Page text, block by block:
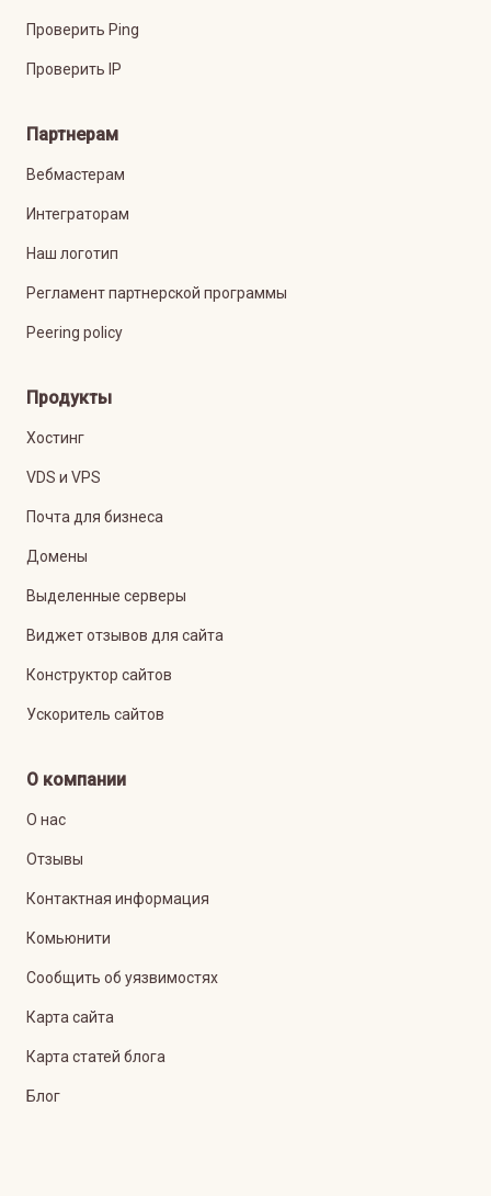
Проверить Ping
Проверить IP
Партнерам
Вебмастерам
Интеграторам
Наш логотип
Регламент партнерской программы
Peering policy
Продукты
Хостинг
VDS и VPS
Почта для бизнеса
Домены
Выделенные серверы
Виджет отзывов для сайта
Конструктор сайтов
Ускоритель сайтов
О компании
О нас
Отзывы
Контактная информация
Комьюнити
Сообщить об уязвимостях
Карта сайта
Карта статей блога
Блог